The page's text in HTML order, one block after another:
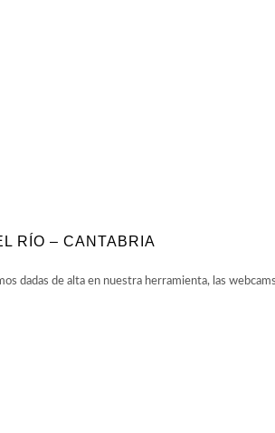
RÍO – CANTABRIA
dadas de alta en nuestra herramienta, las